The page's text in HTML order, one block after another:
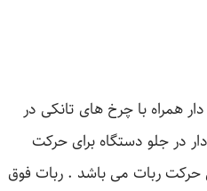
همراه با چرخ های تانکی در
در جلو دستگاه برای حرکت
ربات می باشد . ربات فوق